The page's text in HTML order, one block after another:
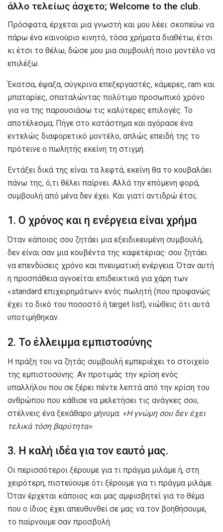
άλλο τελείως άσχετο; Welcome to the club.
Πρόσφατα, έρχεται μια γνωστή και μου λέει: σκοπεύω να
πάρω ένα καινούριο κινητό, τόσα χρήματα διαθέτω, έτσι
κι έτσι το θέλω, δώσε μου μια συμβουλή ποιο μοντέλο να
επιλέξω.
Έκατσα, έψαξα, σύγκρινα επεξεργαστές, κάμερες, ram και
μπαταρίες, σπαταλώντας πολύτιμο προσωπικό χρόνο
για να της παρουσιάσω τις καλύτερες επιλογές. Το
αποτέλεσμα; Πήγε στο κατάστημα και αγόρασε ένα
εντελώς διαφορετικό μοντέλο, απλώς επειδή της το
πρότεινε ο πωλητής εκείνη τη στιγμή.
Εντάξει δικά της είναι τα λεφτά, εκείνη θα το κουβαλάει
πάνω της, ό,τι θέλει παίρνει. Αλλά την επόμενη φορά,
συμβουλή από μένα δεν έχει. Και γιατί αντιδρώ έτσι;
1. Ο χρόνος και η ενέργεια είναι χρήμα
Όταν κάποιος σου ζητάει μια εξειδικευμένη συμβουλή,
δεν είναι σαν μια κουβέντα της καφετέριας· σου ζητάει
να επενδύσεις χρόνο και πνευματική ενέργεια. Όταν αυτή
η προσπάθεια αγνοείται επιδεικτικά για χάρη των
«standard επιχειρημάτων» ενός πωλητή (που προφανώς
έχει το δικό του ποσοστό ή target list), νιώθεις ότι αυτά
υποτιμήθηκαν.
2. Το έλλειμμα εμπιστοσύνης
Η πράξη του να ζητάς συμβουλή εμπεριέχει το στοιχείο
της εμπιστοσύνης. Αν προτιμάς την κρίση ενός
υπαλλήλου που σε ξέρει πέντε λεπτά από την κρίση του
ανθρώπου που κάθισε να μελετήσει τις ανάγκες σου,
στέλνεις ένα ξεκάθαρο μήνυμα: «Η γνώμη σου δεν έχει
τελικά τόση βαρύτητα».
3. Η καλή ιδέα για τον εαυτό μας.
Οι περισσότεροι ξέρουμε για τι πράγμα μιλάμε ή, στη
χειρότερη, πιστεύουμε ότι ξέρουμε για τι πράγμα μιλάμε.
Όταν έρχεται κάποιος και μας αμφισβητεί για το θέμα
που ο ίδιος έχει απευθυνθεί σε μας να τον βοηθήσουμε,
το παίρνουμε σαν προσβολή.